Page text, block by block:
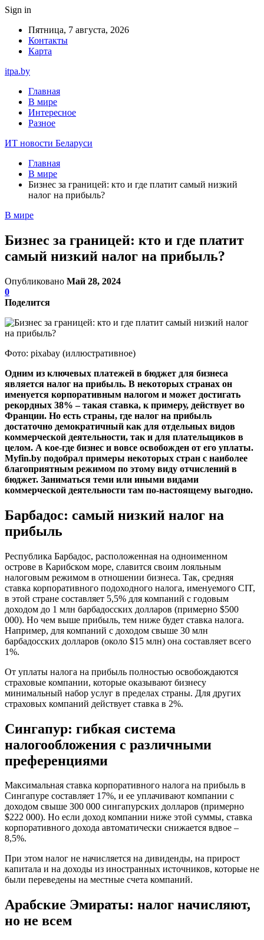
Sign in
Пятница, 7 августа, 2026
Контакты
Карта
itpa.by
Главная
В мире
Интересное
Разное
ИТ новости Беларуси
Главная
В мире
Бизнес за границей: кто и где платит самый низкий
налог на прибыль?
В мире
Бизнес за границей: кто и где платит
самый низкий налог на прибыль?
Опубликовано Май 28, 2024
0
Поделится
Фото: pixabay (иллюстративное)
Одним из ключевых платежей в бюджет для бизнеса
является налог на прибыль. В некоторых странах он
именуется корпоративным налогом и может достигать
рекордных 38% – такая ставка, к примеру, действует во
Франции. Но есть страны, где налог на прибыль
достаточно демократичный как для отдельных видов
коммерческой деятельности, так и для плательщиков в
целом. А кое-где бизнес и вовсе освобожден от его уплаты.
Myfin.by подобрал примеры некоторых стран с наиболее
благоприятным режимом по этому виду отчислений в
бюджет. Заниматься теми или иными видами
коммерческой деятельности там по-настоящему выгодно.
Барбадос: самый низкий налог на
прибыль
Республика Барбадос, расположенная на одноименном
острове в Карибском море, славится своим лояльным
налоговым режимом в отношении бизнеса. Так, средняя
ставка корпоративного подоходного налога, именуемого CIT,
в этой стране составляет 5,5% для компаний с годовым
доходом до 1 млн барбадосских долларов (примерно $500
000). Но чем выше прибыль, тем ниже будет ставка налога.
Например, для компаний с доходом свыше 30 млн
барбадосских долларов (около $15 млн) она составляет всего
1%.
От уплаты налога на прибыль полностью освобождаются
страховые компании, которые оказывают бизнесу
минимальный набор услуг в пределах страны. Для других
страховых компаний действует ставка в 2%.
Сингапур: гибкая система
налогообложения с различными
преференциями
Максимальная ставка корпоративного налога на прибыль в
Сингапуре составляет 17%, и ее уплачивают компании с
доходом свыше 300 000 сингапурских долларов (примерно
$222 000). Но если доход компании ниже этой суммы, ставка
корпоративного дохода автоматически снижается вдвое –
8,5%.
При этом налог не начисляется на дивиденды, на прирост
капитала и на доходы из иностранных источников, которые не
были переведены на местные счета компаний.
Арабские Эмираты: налог начисляют,
но не всем